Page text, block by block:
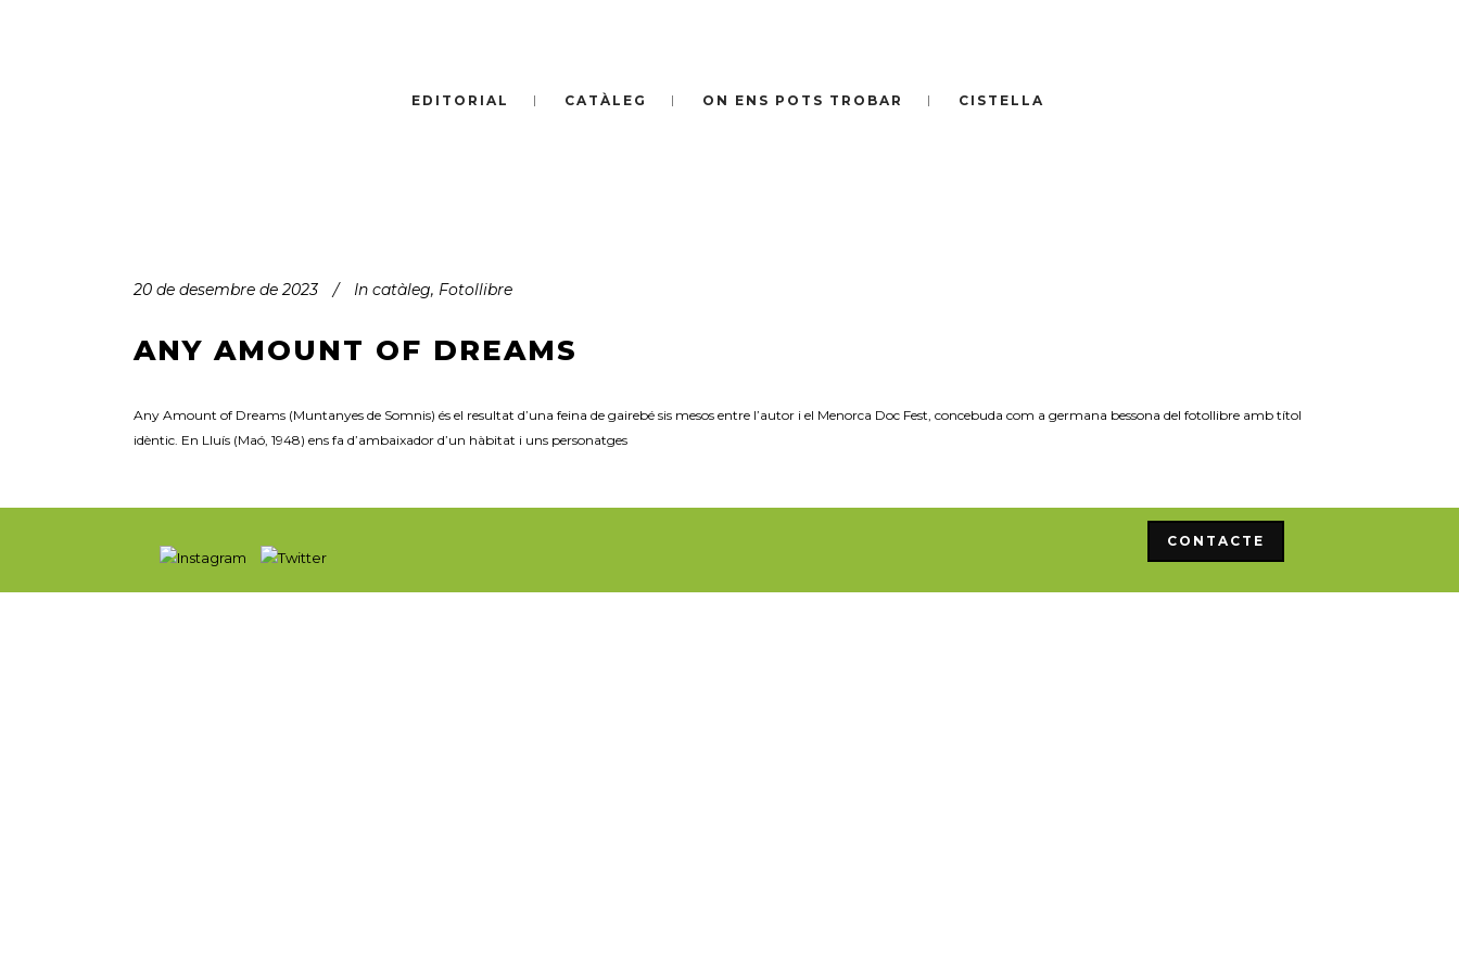
EDITORIAL CATÀLEG ON ENS POTS TROBAR CISTELLA
20 de desembre de 2023 In catàleg, Fotollibre
ANY AMOUNT OF DREAMS
Any Amount of Dreams (Muntanyes de Somnis) és el resultat d’una feina de gairebé sis mesos entre l’autor i el Menorca Doc Fest, concebuda com a germana bessona del fotollibre amb títol
idèntic. En Lluís (Maó, 1948) ens fa d’ambaixador d’un hàbitat i uns personatges
CONTACTE